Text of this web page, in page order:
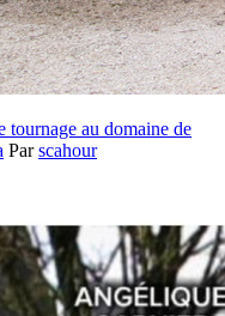
tournage au domaine de
Parscahour